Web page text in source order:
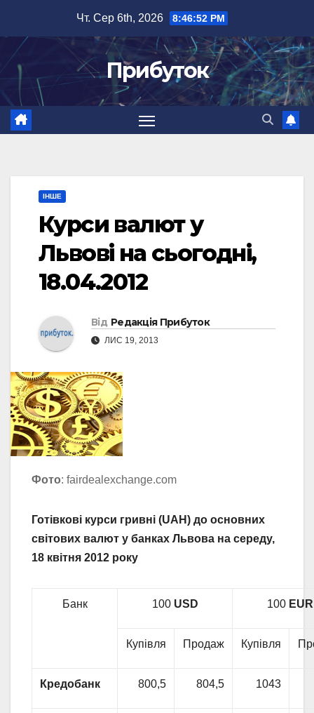
вмісту
Чт. Сер 6th, 2026 8:46:53 PM
Прибуток
ІНШЕ
Курси валют у
Львові на сьогодні,
18.04.2012
Від Редакція Прибуток
ЛИС 19, 2013
Фото: fairdealexchange.com
Готівкові курси гривні (UAH) до основних
світових валют у банках Львова на середу,
18 квітня 2012 року
Банк 100 USD 100 EUR
Купівля Продаж Купівля
Кредобанк 800,5 804,5 1043